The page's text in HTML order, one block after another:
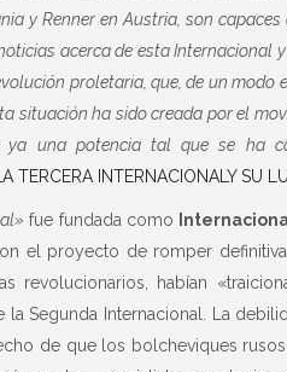
y Renner en Austria, son
acerca de esta Internacional
proletaria, que, de un modo
situación ha sido creada por el
una potencia tal que se ha
LA TERCERA INTERNACIONALY SU
fue fundada como
el proyecto de romper
revolucionarios, habían
la Segunda Internacional. La
de que los bolcheviques